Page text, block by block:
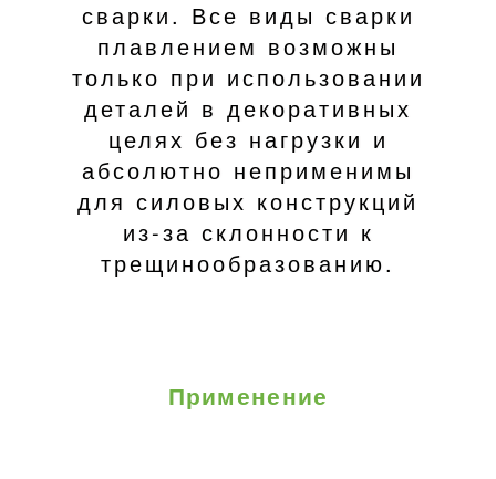
сварки. Все виды сварки
плавлением возможны
только при использовании
деталей в декоративных
целях без нагрузки и
абсолютно неприменимы
для силовых конструкций
из-за склонности к
трещинообразованию.
Применение